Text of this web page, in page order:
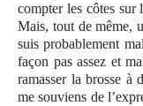
compter les côtes sur
Mais, tout de même,
suis probablement
façon pas assez et
ramasser la brosse à
me souviens de